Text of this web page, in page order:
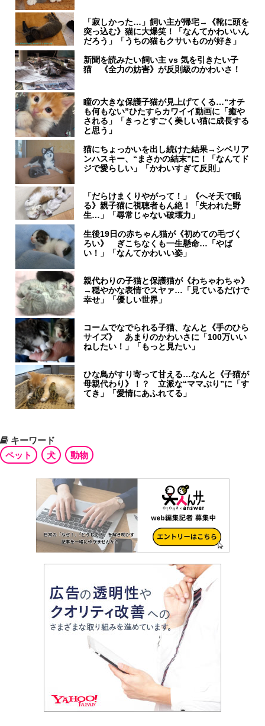
「寂しかった…」飼い主が帰宅→《靴に頭を
突っ込む》猫に大爆笑！「なんてかわいいん
だろう」「うちの猫もクサいものが好き」
新聞を読みたい飼い主 vs 気を引きたい子
猫 《全力の妨害》が反則級のかわいさ！
瞳の大きな保護子猫が見上げてくる…“オチ
も何もない”ひたすらカワイイ動画に「癒や
される」「きっとすごく美しい猫に成長する
と思う」
猫にちょっかいを出し続けた結果→シベリア
ンハスキー、“まさかの結末”に！「なんてド
ジで愛らしい」「かわいすぎて反則」
「だらけまくりやがって！」《へそ天で眠
る》親子猫に視聴者もん絶！「失われた野
生…」「尋常じゃない破壊力」
生後19日の赤ちゃん猫が《初めての毛づく
ろい》 ぎこちなくも一生懸命…「やば
い！」「なんてかわいい姿」
親代わりの子猫と保護猫が《わちゃわちゃ》
→穏やかな表情でスヤァ…「見ているだけで
幸せ」「優しい世界」
コームでなでられる子猫、なんと《手のひら
サイズ》 あまりのかわいさに「100万いい
ねしたい！」「もっと見たい」
ひな鳥がすり寄って甘える…なんと《子猫が
母親代わり》！？ 立派な“ママぶり”に「す
てき」「愛情にあふれてる」
キーワード
ペット
犬 動物